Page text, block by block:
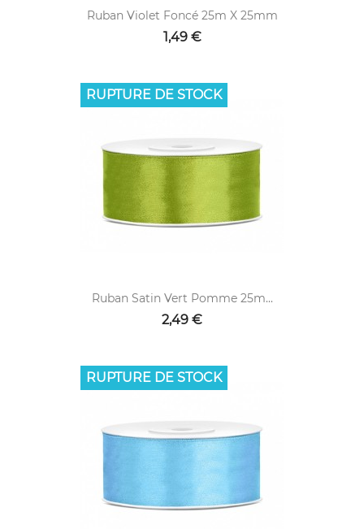
Ruban Violet Foncé 25m X 25mm
1,49 €
Ruban Satin Vert Pomme 25m...
2,49 €
RUPTURE DE STOCK
RUPTURE DE STOCK